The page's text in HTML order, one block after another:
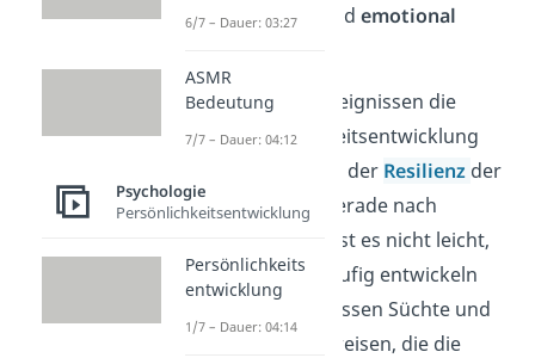
Finanzen um und sind emotional
Wie nach solchen Ereignissen die
weitere Persönlichkeitsentwicklung
verläuft, ist aber von der Resilienz der
Person abhängig. Gerade nach
Schicksalsschlägen ist es nicht leicht,
stark zu bleiben. Häufig entwickeln
Menschen infolgedessen Süchte und
ungesunde Lebensweisen, die die
6/7 – Dauer: 03:27
ASMR
Bedeutung
7/7 – Dauer: 04:12
Psychologie
Persönlichkeitsentwicklung
Persönlichkeits
entwicklung
1/7 – Dauer: 04:14